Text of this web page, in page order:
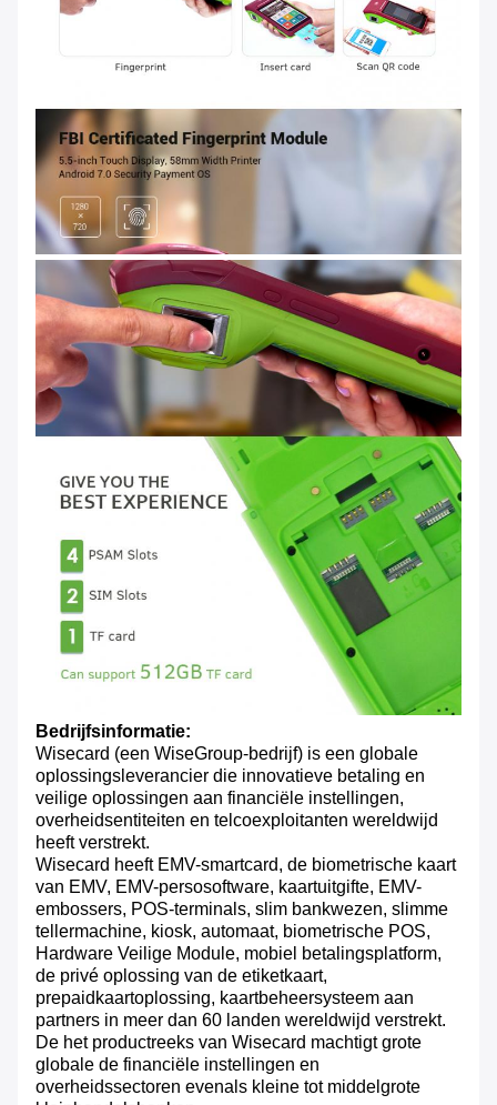
Bedrijfsinformatie:
Wisecard (een WiseGroup-bedrijf) is een globale
oplossingsleverancier die innovatieve betaling en
veilige oplossingen aan financiële instellingen,
overheidsentiteiten en telcoexploitanten wereldwijd
heeft verstrekt.
Wisecard heeft EMV-smartcard, de biometrische kaart
van EMV, EMV-persosoftware, kaartuitgifte, EMV-
embossers, POS-terminals, slim bankwezen, slimme
tellermachine, kiosk, automaat, biometrische POS,
Hardware Veilige Module, mobiel betalingsplatform,
de privé oplossing van de etiketkaart,
prepaidkaartoplossing, kaartbeheersysteem aan
partners in meer dan 60 landen wereldwijd verstrekt.
De het productreeks van Wisecard machtigt grote
globale de financiële instellingen en
overheidssectoren evenals kleine tot middelgrote